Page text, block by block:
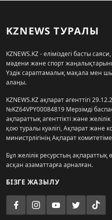
KZNEWS ТУРАЛЫ
KZNEWS.KZ - еліміздегі басты
мәдени және спорт
Үздік сараптамалық мақала мен
алаңы.
KZNEWS.KZ ақпарат агенттігі
№KZ64VPY00084819 Мерзімді
ақпараттық агенттікті және
қою туралы куәлігі, Ақпарат және
министрлігінің Ақпарат
Бұл желілік ресурстың ақпараттық
асқан азаматтарға арналған.
БІЗГЕ ЖАЗЫЛУ